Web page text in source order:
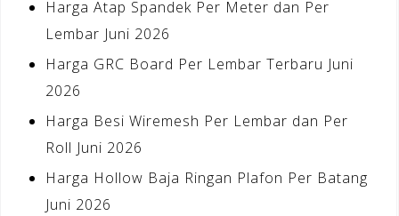
Harga Atap Spandek Per Meter dan Per
Lembar Juni 2026
Harga GRC Board Per Lembar Terbaru Juni
2026
Harga Besi Wiremesh Per Lembar dan Per
Roll Juni 2026
Harga Hollow Baja Ringan Plafon Per Batang
Juni 2026